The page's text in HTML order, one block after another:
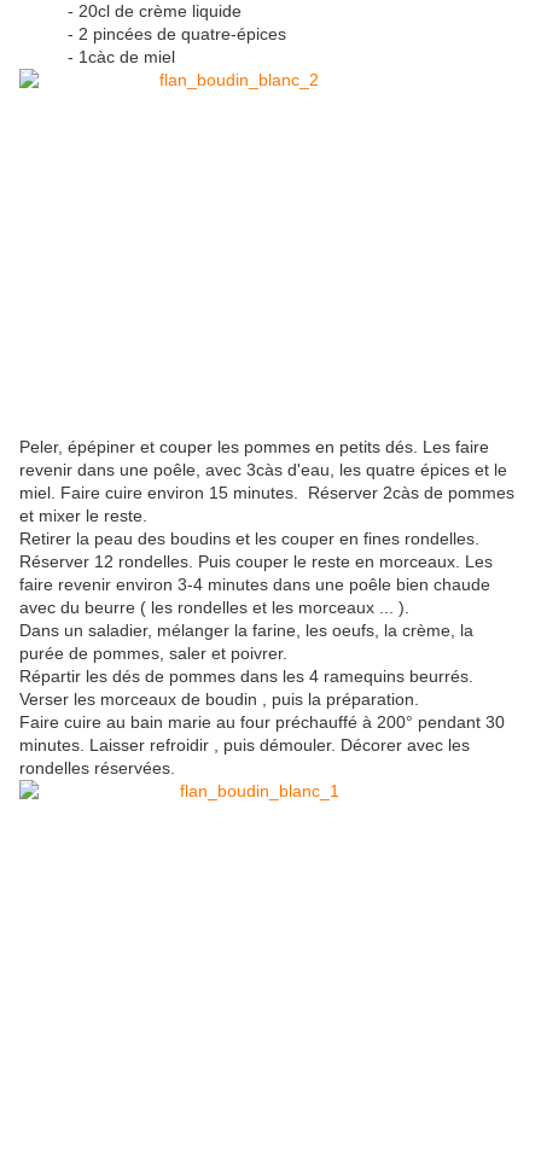
- 20cl de crème liquide
- 2 pincées de quatre-épices
- 1càc de miel
Peler, épépiner et couper les pommes en petits dés. Les faire
revenir dans une poêle, avec 3càs d'eau, les quatre épices et le
miel. Faire cuire environ 15 minutes. Réserver 2càs de pommes
et mixer le reste.
Retirer la peau des boudins et les couper en fines rondelles.
Réserver 12 rondelles. Puis couper le reste en morceaux. Les
faire revenir environ 3-4 minutes dans une poêle bien chaude
avec du beurre ( les rondelles et les morceaux ... ).
Dans un saladier, mélanger la farine, les oeufs, la crème, la
purée de pommes, saler et poivrer.
Répartir les dés de pommes dans les 4 ramequins beurrés.
Verser les morceaux de boudin , puis la préparation.
Faire cuire au bain marie au four préchauffé à 200° pendant 30
minutes. Laisser refroidir , puis démouler. Décorer avec les
rondelles réservées.